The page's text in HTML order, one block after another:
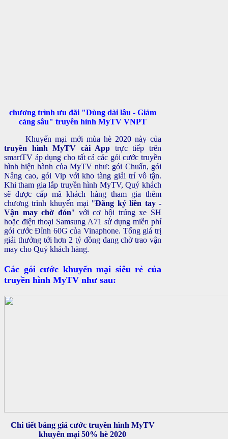
chương trình ưu đãi "Dùng dài lâu - Giảm
càng sâu" truyên hình MyTV VNPT
Khuyến mại mới mùa hè 2020 này của
truyền hình MyTV cài App trực tiếp trên
smartTV áp dụng cho tất cả các gói cước truyền
hình hiện hành của MyTV như: gói Chuẩn, gói
Nâng cao, gói Vip với kho tàng giải trí vô tận.
Khi tham gia lắp truyền hình MyTV, Quý khách
sẽ được cấp mã khách hàng tham gia thêm
chương trình khuyến mại "Đăng ký liền tay -
Vận may chờ đón" với cơ hội trúng xe SH
hoặc điện thoại Samsung A71 sử dụng miễn phí
gói cước Đỉnh 60G của Vinaphone. Tổng giá trị
giải thưởng tới hơn 2 tỷ đồng đang chờ trao vận
may cho Quý khách hàng.
Các gói cước khuyến mại siêu rẻ của
truyền hình MyTV như sau:
Chi tiết bảng giá cước truyền hình MyTV
khuyến mại 50% hè 2020